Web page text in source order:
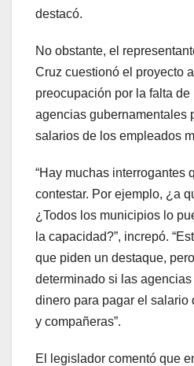
destacó.
No obstante, el
Cruz cuestionó el proyecto
preocupación por la falta
agencias gubernamentales
salarios de los empleados
“Hay muchas interrogantes
contestar. Por ejemplo, ¿a
¿Todos los municipios lo
la capacidad?”, increpó.
que piden un destaque,
determinado si las
dinero para pagar el salario
y compañeras”.
El legislador comentó que